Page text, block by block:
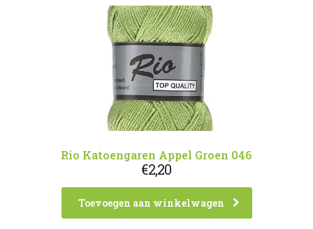
Rio Katoengaren Appel Groen 046
€2,20
Toevoegen aan winkelwagen